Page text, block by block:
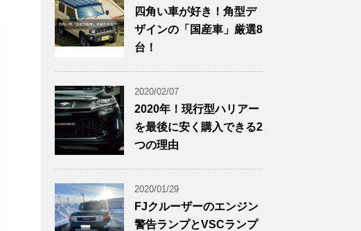
四角い車が好き！角型デ
ザインの「国産車」厳選8
台！
2020/02/07
2020年！現行型ハリアー
を最後に安く購入できる2
つの理由
2020/01/29
FJクルーザーのエンジン
警告ランプとVSCランプ